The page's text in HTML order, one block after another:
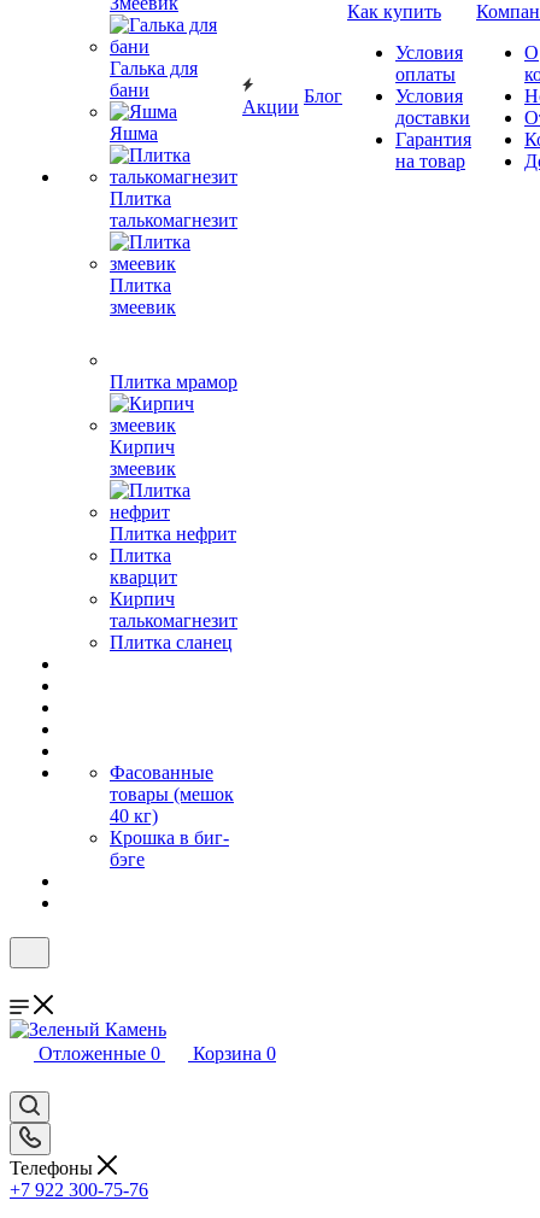
Галька для
бани
Яшма
Плитка
талькомагнезит
Плитка
змеевик
Плитка мрамор
Кирпич
змеевик
Плитка нефрит
Плитка
кварцит
Кирпич
талькомагнезит
Плитка сланец
Фасованные
товары (мешок
40 кг)
Крошка в биг-
бэге
Акции
Блог
Как купить
Условия
оплаты
Условия
доставки
Гарантия
на товар
О
Отложенные 0 Корзина 0
Телефоны
+7 922 300-75-76